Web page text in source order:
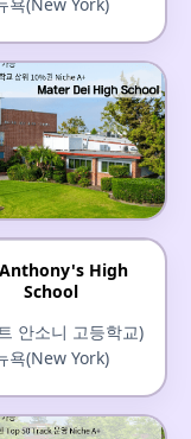
터 데이 고등학교)
니아(California)
High
School
안소니 고등학교)
욕(New York)